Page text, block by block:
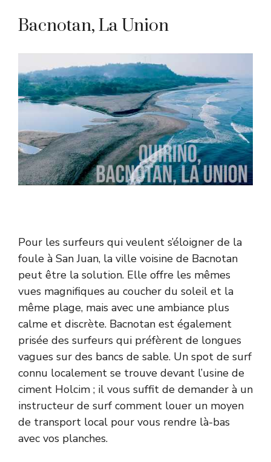
Bacnotan, La Union
Pour les surfeurs qui veulent s’éloigner de la
foule à San Juan, la ville voisine de Bacnotan
peut être la solution. Elle offre les mêmes
vues magnifiques au coucher du soleil et la
même plage, mais avec une ambiance plus
calme et discrète. Bacnotan est également
prisée des surfeurs qui préfèrent de longues
vagues sur des bancs de sable. Un spot de surf
connu localement se trouve devant l’usine de
ciment Holcim ; il vous suffit de demander à un
instructeur de surf comment louer un moyen
de transport local pour vous rendre là-bas
avec vos planches.